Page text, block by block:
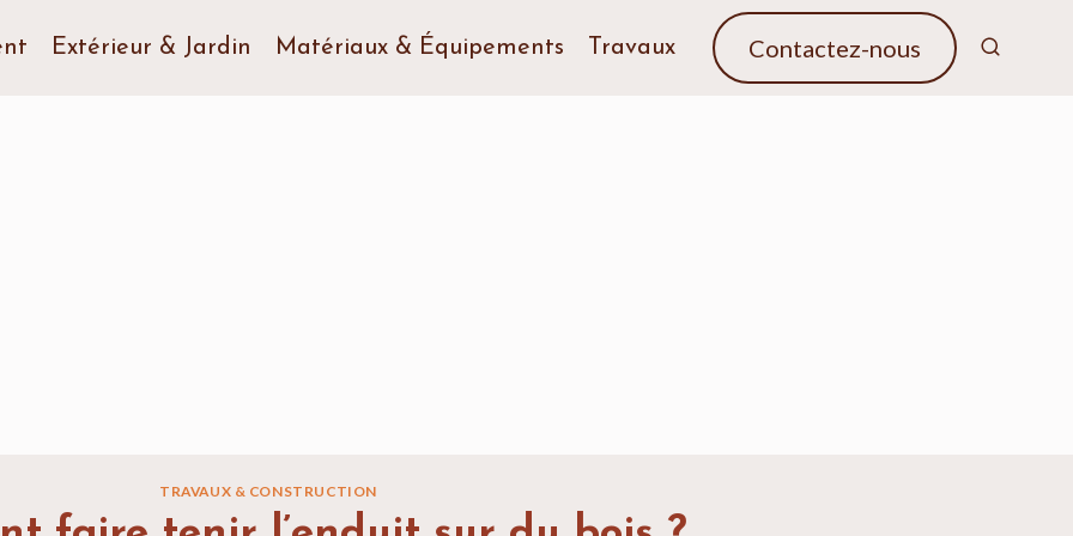
Extérieur & Jardin Matériaux & Équipements Travaux Contactez-nous
TRAVAUX & CONSTRUCTION